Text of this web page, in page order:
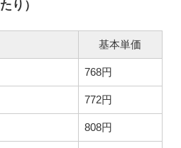
り）
基本単価
768円
772円
808円